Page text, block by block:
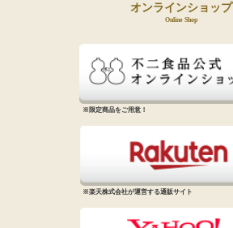
オンラインショップ
Online Shop
※限定商品をご用意！
※楽天株式会社が運営する通販サイト